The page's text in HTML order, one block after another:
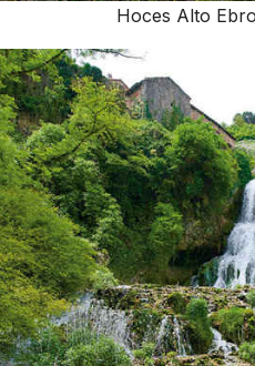
Hoces Alto